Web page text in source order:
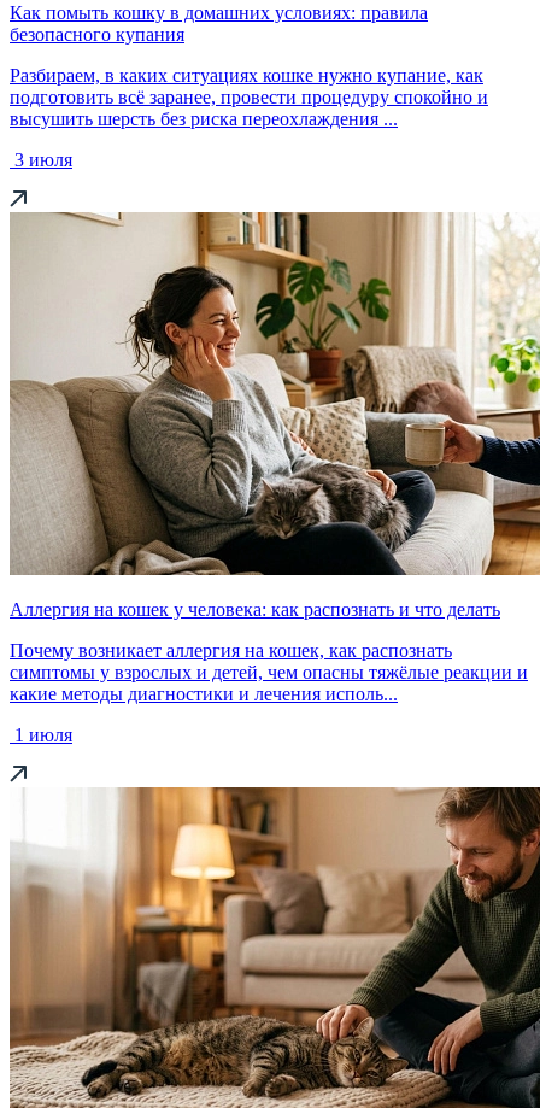
Как помыть кошку в домашних условиях: правила
безопасного купания
Разбираем, в каких ситуациях кошке нужно купание, как
подготовить всё заранее, провести процедуру спокойно и
высушить шерсть без риска переохлаждения ...
3 июля
Аллергия на кошек у человека: как распознать и что делать
Почему возникает аллергия на кошек, как распознать
симптомы у взрослых и детей, чем опасны тяжёлые реакции и
какие методы диагностики и лечения исполь...
1 июля